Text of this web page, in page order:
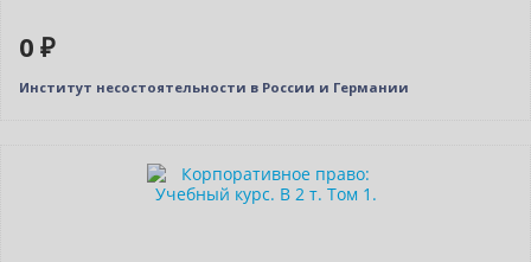
0 ₽
Институт несостоятельности в России и Германии